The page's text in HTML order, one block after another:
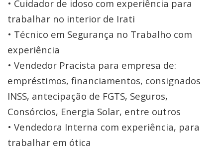
• Cuidador de idoso com experiência para
trabalhar no interior de Irati
• Técnico em Segurança no Trabalho com
experiência
• Vendedor Pracista para empresa de:
empréstimos, financiamentos, consignados
INSS, antecipação de FGTS, Seguros,
Consórcios, Energia Solar, entre outros
• Vendedora Interna com experiência, para
trabalhar em ótica